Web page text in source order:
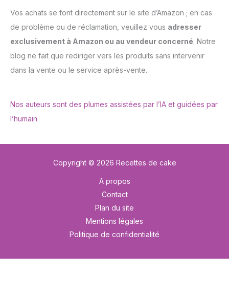
Vos achats se font directement sur le site d’Amazon ; en cas
de problème ou de réclamation, veuillez vous adresser
exclusivement à Amazon ou au vendeur concerné. Notre
blog ne fait que rediriger vers les produits sans intervenir
dans la vente ou le service après-vente.
Nos auteurs sont des plumes assistées par l’IA et guidées par
l’humain
Copyright © 2026 Recettes de cake
A propos
Contact
Plan du site
Mentions légales
Politique de confidentialité